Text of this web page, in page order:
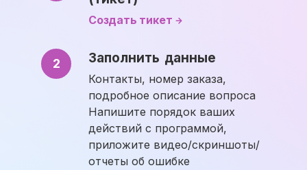
Создать тикет
2 Заполнить данные
Контакты, номер заказа,
подробное описание вопроса
Напишите порядок ваших
действий с программой,
приложите видео/скриншоты/
отчеты об ошибке